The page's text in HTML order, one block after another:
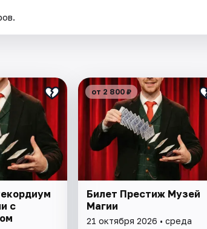
с
от 2 800 ₽
Билет Престиж Музей
Магии
21 октября 2026 • среда